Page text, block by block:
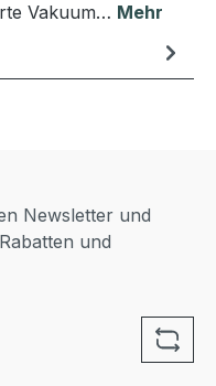
Vakuum… Mehr
Newsletter und
und